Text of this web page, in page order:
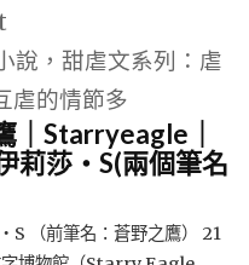
說，甜虐文系列：虐
虐的情節多
｜Starryeagle｜
莉莎・S(兩個筆名
（前筆名：蒼野之鷹） 21